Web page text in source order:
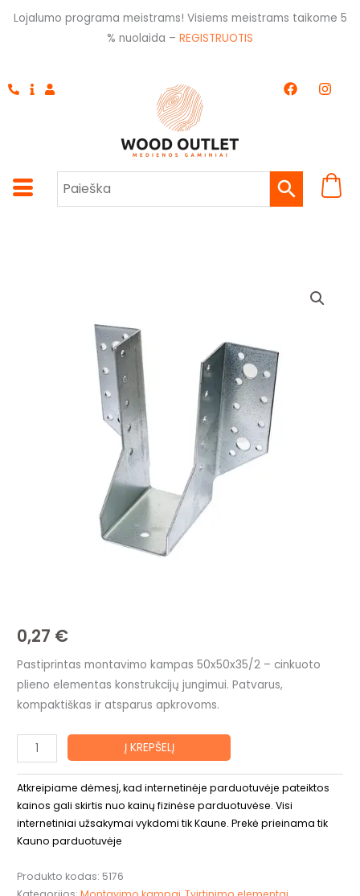
Pereiti
Lojalumo programa meistrams! Visiems meistrams taikome 5
% nuolaida – REGISTRUOTIS
F
a
k
I
n
a
m
0,27 €
Pastiprintas montavimo kampas 50x50x35/2 – cinkuoto
plieno elementas konstrukcijų jungimui. Patvarus,
kompaktiškas ir atsparus apkrovoms.
Į KREPŠELĮ
Atkreipiame dėmesį, kad internetinėje parduotuvėje pateiktos
kainos gali skirtis nuo kainų fizinėse parduotuvėse. Visi
internetiniai užsakymai vykdomi tik Kaune. Prekė prieinama tik
Kauno parduotuvėje
Produkto kodas: 5176